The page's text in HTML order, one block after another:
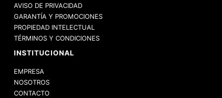
AVISO DE PRIVACIDAD
GARANTÍA Y PROMOCIONES
PROPIEDAD INTELECTUAL
TÉRMINOS Y CONDICIONES
INSTITUCIONAL
EMPRESA
NOSOTROS
CONTACTO